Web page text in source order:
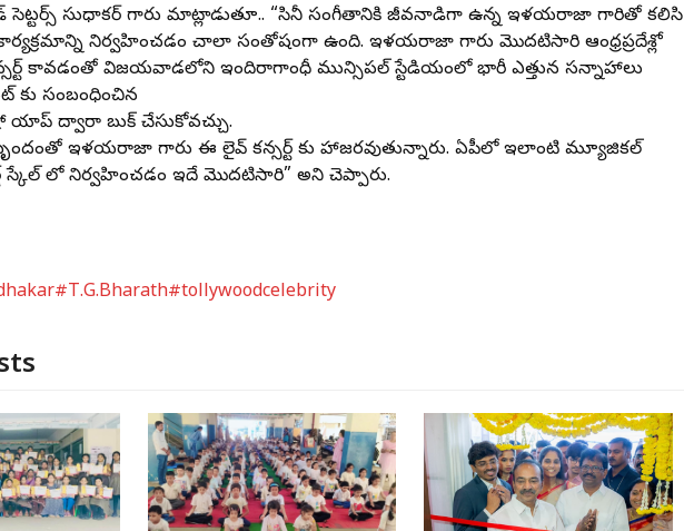
సెట్టర్స్ సుధాకర్ గారు మాట్లాడుతూ.. “సినీ సంగీతానికి జీవనాడిగా ఉన్న ఇళయరాజా గారితో కలిసి
నిర్వహించడం చాలా సంతోషంగా ఉంది. ఇళయరాజా గారు మొదటిసారి ఆంధ్రప్రదేశ్లో
కావడంతో విజయవాడలోని ఇందిరాగాంధీ మున్సిపల్ స్టేడియంలో భారీ ఎత్తున సన్నాహాలు
కు సంబంధించిన
యాప్‌ ద్వారా బుక్‌ చేసుకోవచ్చు.
ఇళయరాజా గారు ఈ లైవ్ కన్సర్ట్ కు హాజరవుతున్నారు. ఏపీలో ఇలాంటి మ్యూజికల్
స్కేల్ లో నిర్వహించడం ఇదే మొదటిసారి” అని చెప్పారు.
#T.G.Bharath#tollywoodcelebrity